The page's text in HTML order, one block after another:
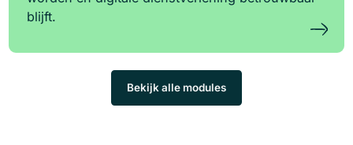
blijft.
Bekijk alle modules